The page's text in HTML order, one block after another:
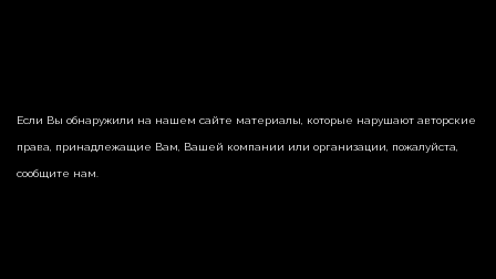
Если Вы обнаружили на нашем сайте материалы, которые нарушают авторские
права, принадлежащие Вам, Вашей компании или организации, пожалуйста,
сообщите нам.